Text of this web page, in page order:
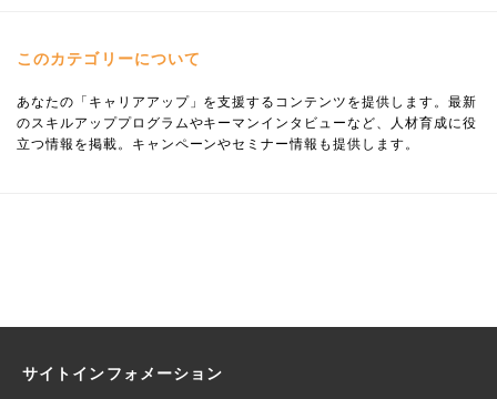
このカテゴリーについて
あなたの「キャリアアップ」を支援するコンテンツを提供します。最新
のスキルアッププログラムやキーマンインタビューなど、人材育成に役
立つ情報を掲載。キャンペーンやセミナー情報も提供します。
サイトインフォメーション